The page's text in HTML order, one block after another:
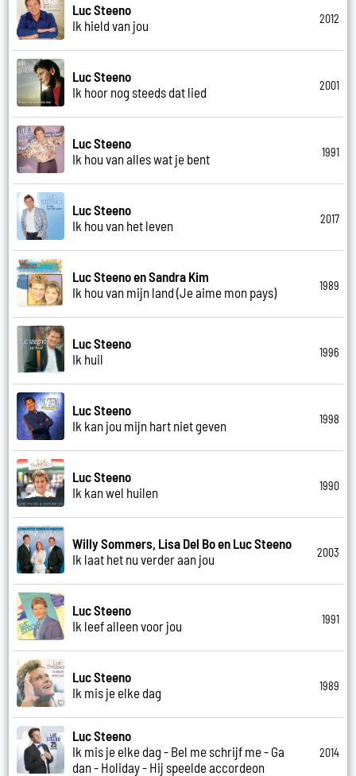
Luc Steeno
Ik hield van jou
2012
Luc Steeno
Ik hoor nog steeds dat lied
2001
Luc Steeno
Ik hou van alles wat je bent
1991
Luc Steeno
Ik hou van het leven
2017
Luc Steeno en Sandra Kim
Ik hou van mijn land (Je aime mon pays)
1989
Luc Steeno
Ik huil
1996
Luc Steeno
Ik kan jou mijn hart niet geven
1998
Luc Steeno
Ik kan wel huilen
1990
Willy Sommers, Lisa Del Bo en Luc Steeno
Ik laat het nu verder aan jou
2003
Luc Steeno
Ik leef alleen voor jou
1991
Luc Steeno
Ik mis je elke dag
1989
Luc Steeno
Ik mis je elke dag - Bel me schrijf me - Ga
dan - Holiday - Hij speelde accordeon
2014